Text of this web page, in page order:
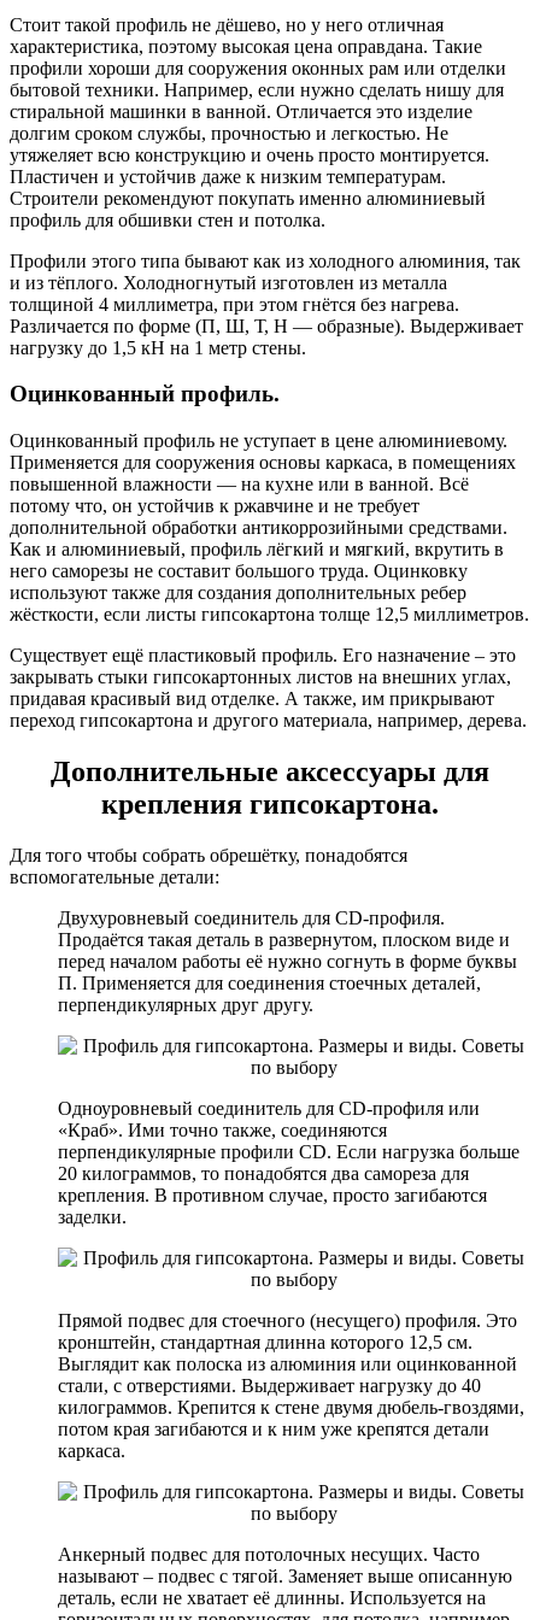
Стоит такой профиль не дёшево, но у него отличная
характеристика, поэтому высокая цена оправдана. Такие
профили хороши для сооружения оконных рам или отделки
бытовой техники. Например, если нужно сделать нишу для
стиральной машинки в ванной. Отличается это изделие
долгим сроком службы, прочностью и легкостью. Не
утяжеляет всю конструкцию и очень просто монтируется.
Пластичен и устойчив даже к низким температурам.
Строители рекомендуют покупать именно алюминиевый
профиль для обшивки стен и потолка.
Профили этого типа бывают как из холодного алюминия, так
и из тёплого. Холодногнутый изготовлен из металла
толщиной 4 миллиметра, при этом гнётся без нагрева.
Различается по форме (П, Ш, Т, Н — образные). Выдерживает
нагрузку до 1,5 кН на 1 метр стены.
Оцинкованный профиль.
Оцинкованный профиль не уступает в цене алюминиевому.
Применяется для сооружения основы каркаса, в помещениях
повышенной влажности — на кухне или в ванной. Всё
потому что, он устойчив к ржавчине и не требует
дополнительной обработки антикоррозийными средствами.
Как и алюминиевый, профиль лёгкий и мягкий, вкрутить в
него саморезы не составит большого труда. Оцинковку
используют также для создания дополнительных ребер
жёсткости, если листы гипсокартона толще 12,5 миллиметров.
Существует ещё пластиковый профиль. Его назначение – это
закрывать стыки гипсокартонных листов на внешних углах,
придавая красивый вид отделке. А также, им прикрывают
переход гипсокартона и другого материала, например, дерева.
Дополнительные аксессуары для
крепления гипсокартона.
Для того чтобы собрать обрешётку, понадобятся
вспомогательные детали:
Двухуровневый соединитель для CD-профиля.
Продаётся такая деталь в развернутом, плоском виде и
перед началом работы её нужно согнуть в форме буквы
П. Применяется для соединения стоечных деталей,
перпендикулярных друг другу.
Одноуровневый соединитель для CD-профиля или
«Краб». Ими точно также, соединяются
перпендикулярные профили CD. Если нагрузка больше
20 килограммов, то понадобятся два самореза для
крепления. В противном случае, просто загибаются
заделки.
Прямой подвес для стоечного (несущего) профиля. Это
кронштейн, стандартная длинна которого 12,5 см.
Выглядит как полоска из алюминия или оцинкованной
стали, с отверстиями. Выдерживает нагрузку до 40
килограммов. Крепится к стене двумя дюбель-гвоздями,
потом края загибаются и к ним уже крепятся детали
каркаса.
Анкерный подвес для потолочных несущих. Часто
называют – подвес с тягой. Заменяет выше описанную
деталь, если не хватает её длинны. Используется на